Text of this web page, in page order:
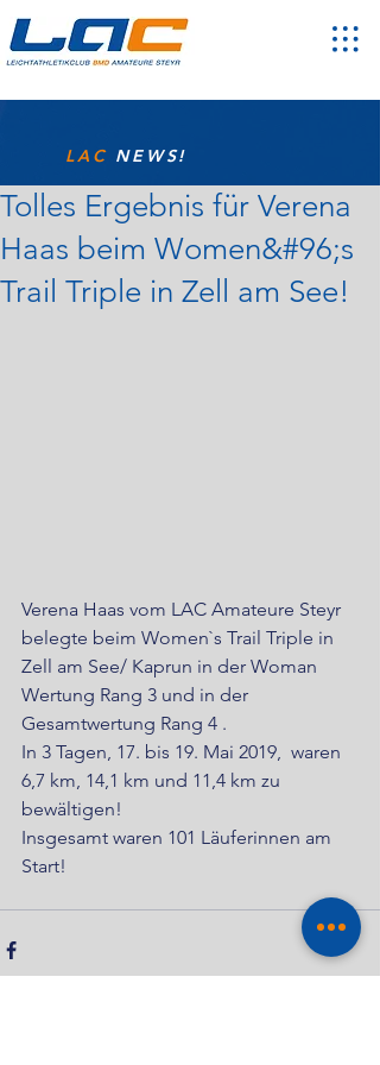
LAC NEWS!
Tolles Ergebnis für Verena
Haas beim Women&#96;s
Trail Triple in Zell am See!
Verena Haas vom LAC Amateure Steyr
belegte beim Women`s Trail Triple in
Zell am See/ Kaprun in der Woman
Wertung Rang 3 und in der
Gesamtwertung Rang 4 .
In 3 Tagen, 17. bis 19. Mai 2019,  waren
6,7 km, 14,1 km und 11,4 km zu
bewältigen!
Insgesamt waren 101 Läuferinnen am
Start!